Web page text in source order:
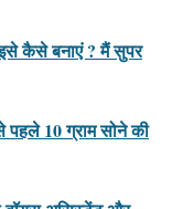
कैसे बनाएं ? मैं सुपर
10 ग्राम सोने की